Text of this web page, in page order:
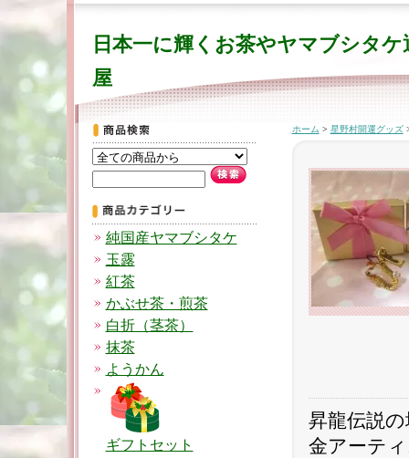
日本一に輝くお茶やヤマブシタ
屋
純国産ヤマブシタケ
玉露
紅茶
かぶせ茶・煎茶
白折（茎茶）
抹茶
ようかん
ギフトセット
ホーム > 星野村開運グッズ
昇龍伝説
金アーテ